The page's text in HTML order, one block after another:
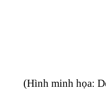
(Hình minh họa: